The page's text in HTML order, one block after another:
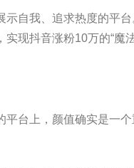
自我、追求热度的平
现抖音涨粉10万的“魔
台上，颜值确实是一